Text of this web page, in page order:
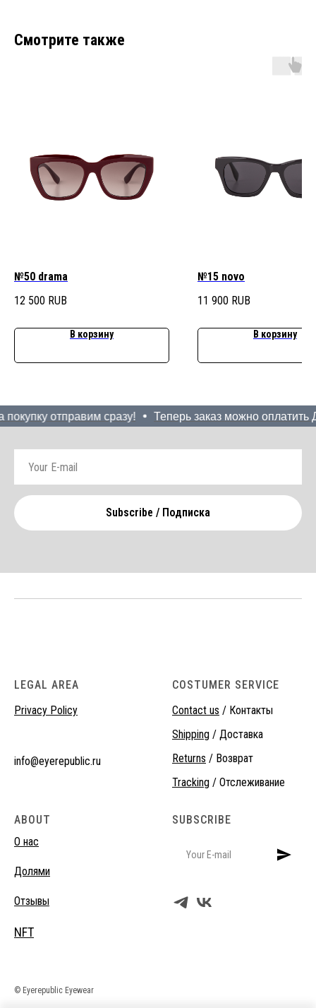
Смотрите также
№50 drama
12 500 RUB
В корзину
№15 novo
11 900 RUB
В корзину
отправим сразу! Теперь заказ можно оплатить
Subscribe / Подписка
LEGAL AREA
Privacy Policy
info@eyerepublic.ru
COSTUMER SERVICE
Contact us / Контакты
Shipping / Доставка
Returns / Возврат
Tracking / Отслеживание
ABOUT
О нас
Долями
Отзывы
NFT
SUBSCRIBE
© Eyerepublic Eyewear